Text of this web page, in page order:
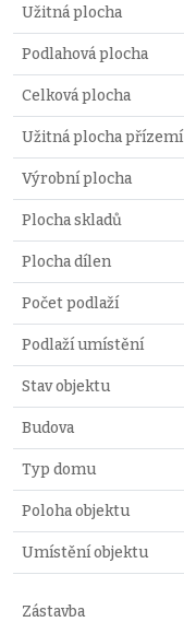
Užitná plocha
Podlahová plocha
Celková plocha
Užitná plocha přízemí
Výrobní plocha
Plocha skladů
Plocha dílen
Počet podlaží
Podlaží umístění
Stav objektu
Budova
Typ domu
Poloha objektu
Umístění objektu
Zástavba